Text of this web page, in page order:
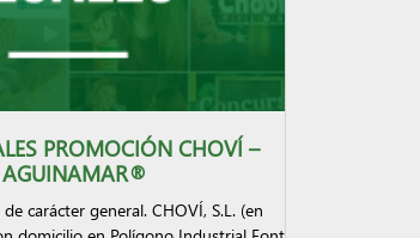
PROMOCIÓN CHOVÍ –
AGUINAMAR®
carácter general. CHOVÍ, S.L. (en